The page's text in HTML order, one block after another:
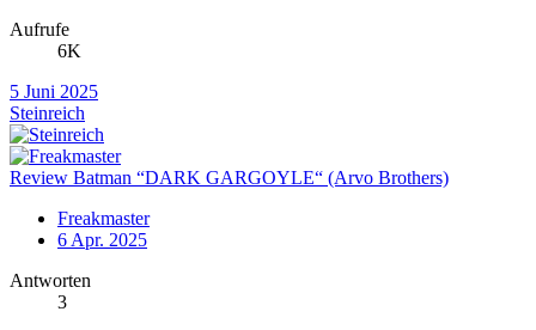
Aufrufe
6K
5 Juni 2025
Steinreich
Review Batman “DARK GARGOYLE“ (Arvo Brothers)
Freakmaster
6 Apr. 2025
Antworten
3